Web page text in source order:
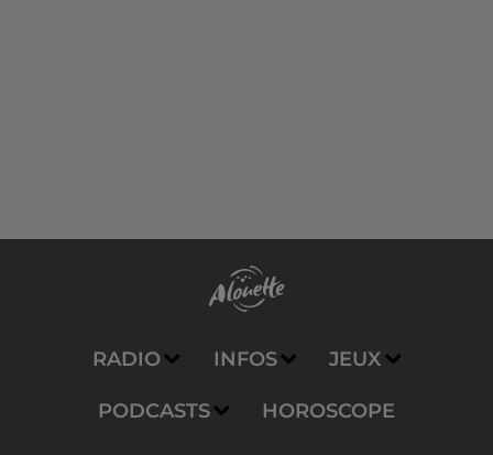
RADIO INFOS JEUX
PODCASTS HOROSCOPE